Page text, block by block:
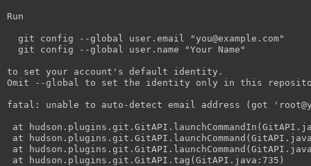
Run
  git config --global user.email "you@example.com"
  git config --global user.name "Your Name"
to set your account's default identity.
Omit --global to set the identity only in this
fatal: unable to auto-detect email address (got
at
at
at
at hudson.plugins.git.GitAPI.tag(GitAPI.java:735)